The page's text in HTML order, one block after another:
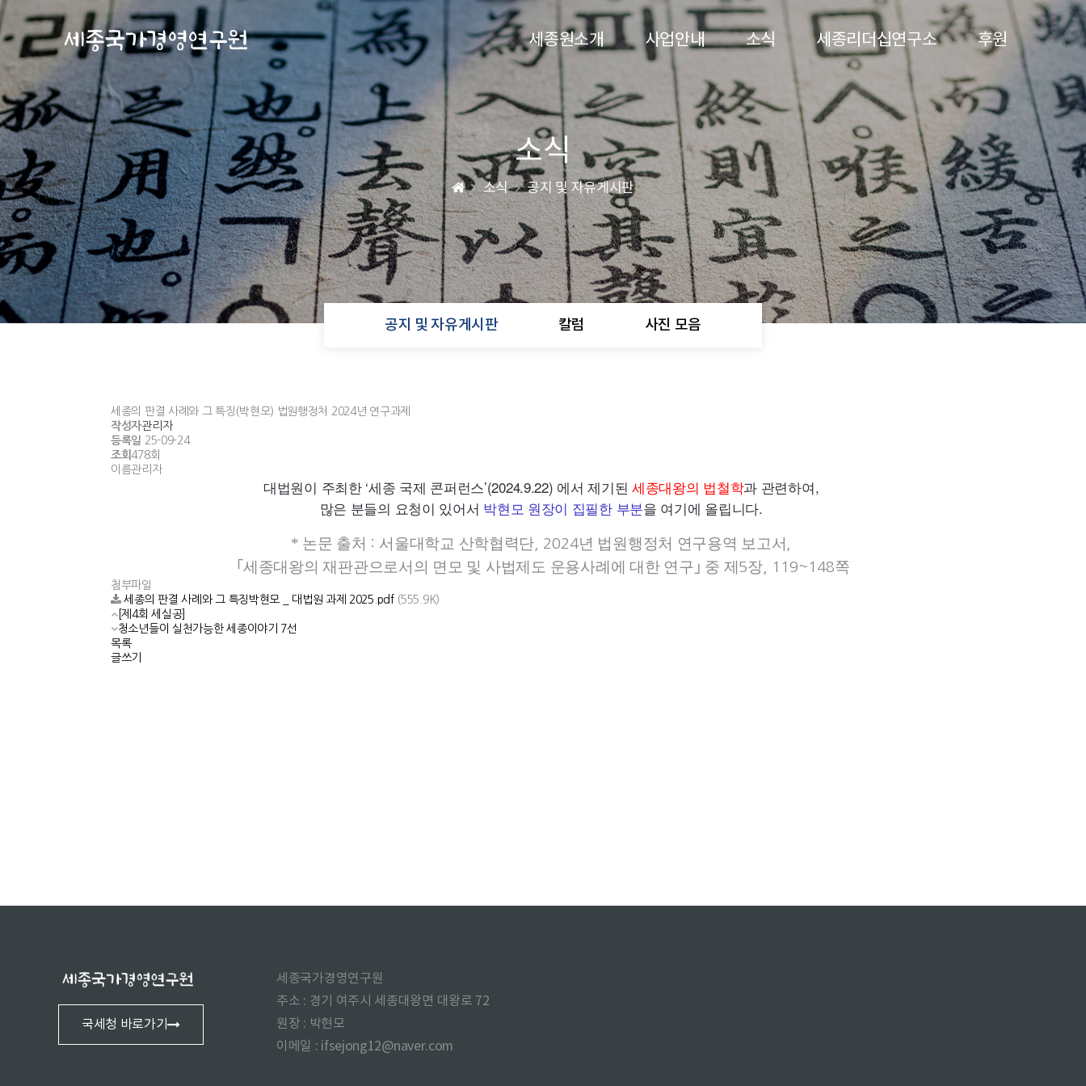
세종원소개 사업안내 소식 세종리더십연구소 후원
소식
소식 공지 및 자유게시판
공지 및 자유게시판 칼럼 사진 모음
세종의 판결 사례와 그 특징(박현모) 법원행정처 2024년 연구과제
작성자관리자
등록일 25-09-24
조회 478회
이름관리자
대법원이 주최한 ‘세종 국제 콘퍼런스’(2024.9.22) 에서 제기된세종대왕의 법철학과 관련하여,
많은 분들의 요청이 있어서 박현모 원장이 집필한 부분을 여기에 올립니다.
* 논문 출처 : 서울대학교 산학협력단 , 2024년 법원행정처 연구용역 보고서
｢세종대왕의 재판관으로서의 면모 및 사법제도 운용사례에 대한 연구 ｣ 중 제 5장 , 119~148쪽
첨부파일
세종의 판결 사례와 그 특징박현모 _ 대법원 과제 2025.pdf (555.9K)
[제4회 세실공]
청소년들이 실천가능한 세종이야기 7선
목록
글쓰기
국세청 바로가기
세종국가경영연구원
주소 : 경기 여주시 세종대왕면 대왕로 72
원장 : 박현모
이메일 : ifsejong12@naver.com